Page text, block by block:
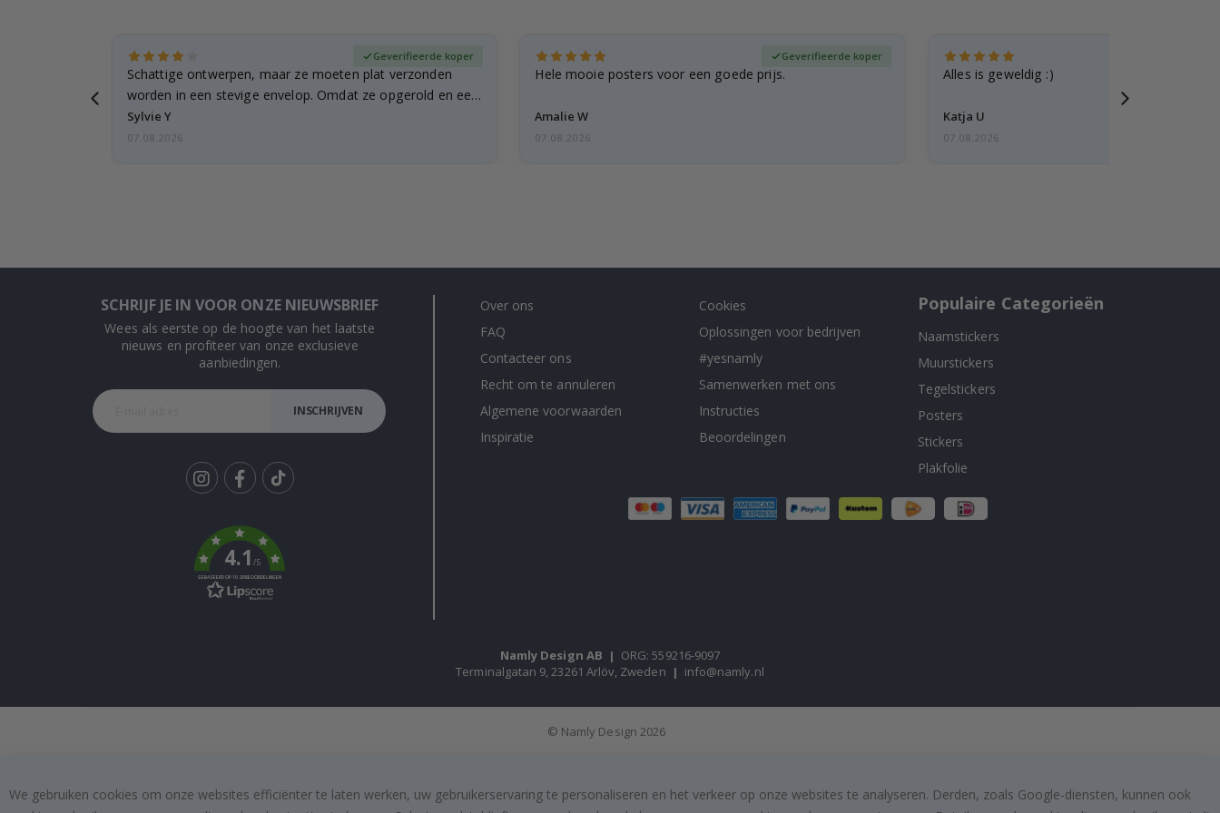
Schattige ontwerpen, maar ze moeten plat verzonden
worden in een stevige envelop. Omdat ze opgerold en een
beetje…
Sylvie Y
Geverifieerde koper
07.08.2026
Hele mooie posters voor een goede prijs.
Amalie W
Geverifieerde koper
07.08.2026
Alles is geweldig :)
Katja U
07.08.2026
SCHRIJF JE IN VOOR ONZE NIEUWSBRIEF
Wees als eerste op de hoogte van het laatste
nieuws en profiteer van onze exclusieve
aanbiedingen.
INSCHRIJVEN
k
4.1/5
GEBASEERD OP 1029 BEOORDELINGEN
Over ons
FAQ
Contacteer ons
Recht om te annuleren
Algemene voorwaarden
Inspiratie
Cookies
Oplossingen voor bedrijven
#yesnamly
Samenwerken met ons
Instructies
Beoordelingen
Populaire Categorieën
Naamstickers
Muurstickers
Tegelstickers
Posters
Stickers
Plakfolie
Namly Design AB | ORG: 559216-9097
Terminalgatan 9, 23261 Arlöv, Zweden | info@namly.nl
© Namly Design 2026
We gebruiken cookies om onze websites efficiënter te laten werken, uw gebruikerservaring te personaliseren en het verkeer op onze websites te analyseren. Derden, zoals Google-diensten, kunnen ook